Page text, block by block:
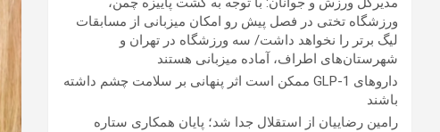
ورزشگاه تختی در فصل پیش رو امکان میزبانی از مسابقات
لیگ برتر را نخواهد داشت/ سه ورزشگاه در تهران و
شهرستان‌های اطراف، آماده میزبانی هستند
داروهای GLP-1 ممکن است اثر پنهانی بر سلامت چشم داشته
باشند
رامین رضاییان از استقلال جدا شد؛ پایان همکاری ستاره